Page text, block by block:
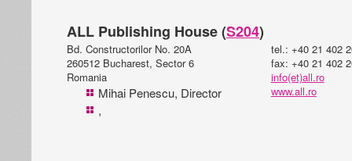
ALL Publishing House (S204)
Bd. Constructorilor No. 20A
260512 Bucharest, Sector 6
Romania
Mihai Penescu, Director
,
tel.: +40 21 402
fax: +40 21 402
info(et)all.ro
www.all.ro